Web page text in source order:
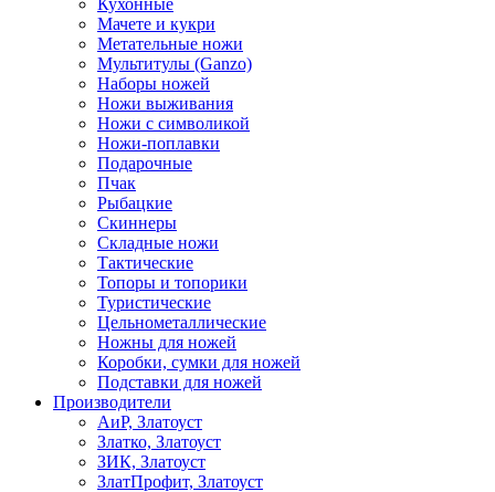
Кухонные
Мачете и кукри
Метательные ножи
Мультитулы (Ganzo)
Наборы ножей
Ножи выживания
Ножи с символикой
Ножи-поплавки
Подарочные
Пчак
Рыбацкие
Скиннеры
Складные ножи
Тактические
Топоры и топорики
Туристические
Цельнометаллические
Ножны для ножей
Коробки, сумки для ножей
Подставки для ножей
Производители
АиР, Златоуст
Златко, Златоуст
ЗИК, Златоуст
ЗлатПрофит, Златоуст